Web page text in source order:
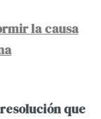
la causa
que